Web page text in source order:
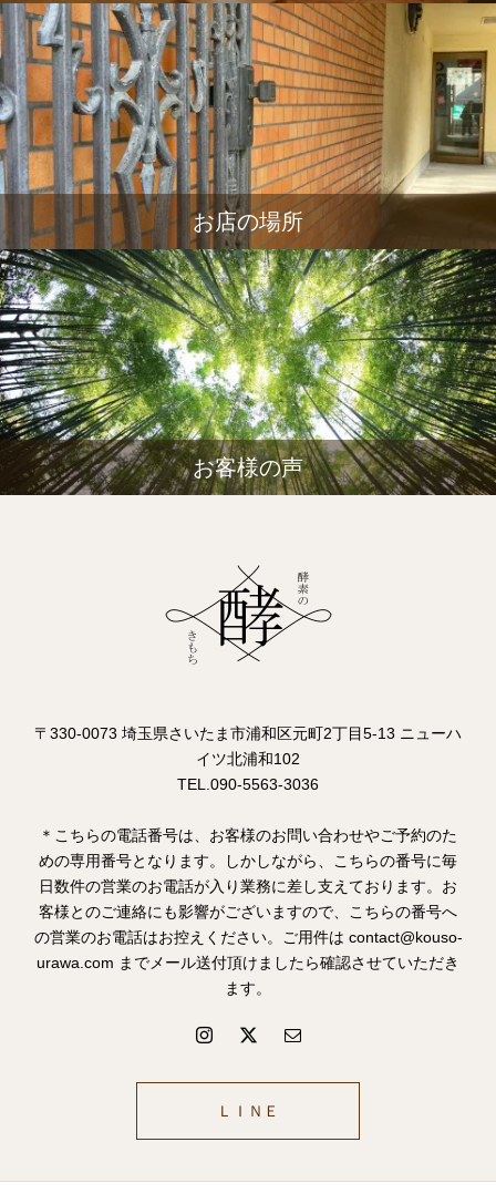
お店の場所
お客様の声
〒330-0073 埼玉県さいたま市浦和区元町2丁目5-13 ニューハ
イツ北浦和102
TEL.090-5563-3036
＊こちらの電話番号は、お客様のお問い合わせやご予約のた
めの専用番号となります。しかしながら、こちらの番号に毎
日数件の営業のお電話が入り業務に差し支えております。お
客様とのご連絡にも影響がございますので、こちらの番号へ
の営業のお電話はお控えください。ご用件は contact@kouso-
urawa.com までメール送付頂けましたら確認させていただき
ます。
ＬＩＮＥ